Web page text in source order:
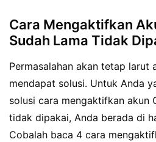
Cara Mengaktifkan
Sudah Lama Tidak
Permasalahan akan tetap larut
mendapat solusi. Untuk Anda
solusi cara mengaktifkan akun
tidak dipakai, Anda berada di
Cobalah baca 4 cara